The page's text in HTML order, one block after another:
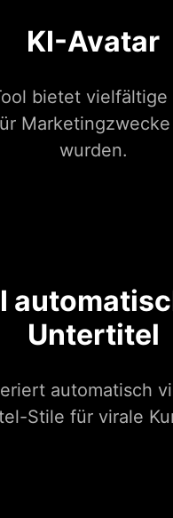
KI-Avatar
bietet vielfältige
wurden.
Untertitel
automatisch
Stile für virale